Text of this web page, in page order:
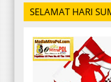
SELAMAT HARI